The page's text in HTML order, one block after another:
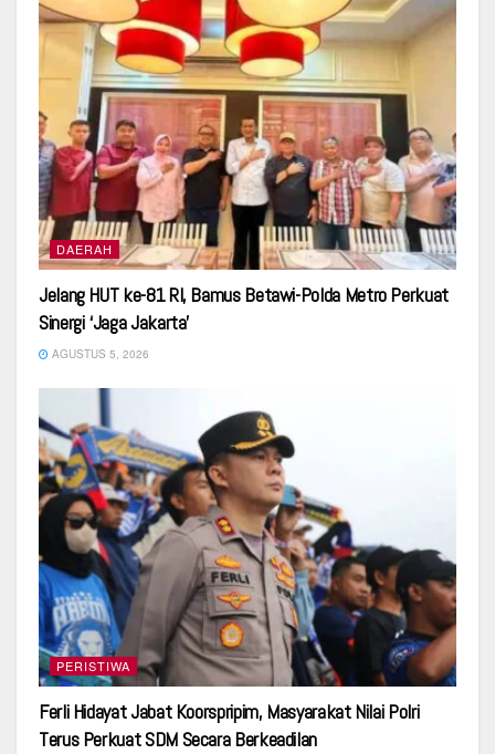
DAERAH
Jelang HUT ke-81 RI, Bamus Betawi-Polda Metro Perkuat
Sinergi ‘Jaga Jakarta’
AGUSTUS 5, 2026
PERISTIWA
Ferli Hidayat Jabat Koorspripim, Masyarakat Nilai Polri
Terus Perkuat SDM Secara Berkeadilan